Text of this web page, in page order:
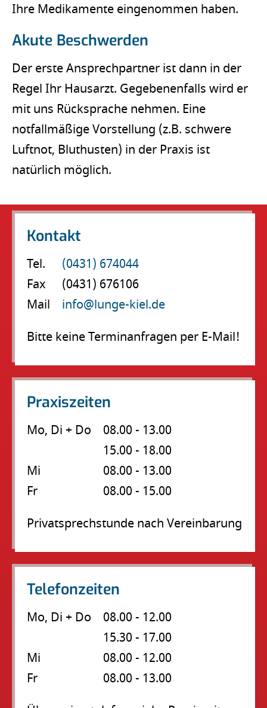
Ihre Medikamente eingenommen haben.
Akute Beschwerden
Der erste Ansprechpartner ist dann in der
Regel Ihr Hausarzt. Gegebenenfalls wird er
mit uns Rücksprache nehmen. Eine
notfallmäßige Vorstellung (z.B. schwere
Luftnot, Bluthusten) in der Praxis ist
natürlich möglich.
Kontakt
Tel.
(0431) 674044
Fax
(0431) 676106
Mail
info@lunge-kiel.de
Bitte keine Terminanfragen per E-Mail!
Praxiszeiten
Mo, Di + Do
08.00 - 13.00
15.00 - 18.00
Mi
08.00 - 13.00
Fr
08.00 - 15.00
Privatsprechstunde nach Vereinbarung
Telefonzeiten
Mo, Di + Do
08.00 - 12.00
15.30 - 17.00
Mi
08.00 - 12.00
Fr
08.00 - 13.00